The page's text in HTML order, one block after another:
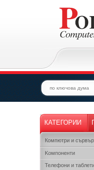
КАТЕГОРИИ
Компютри и
Kомпоненти
Телефони и